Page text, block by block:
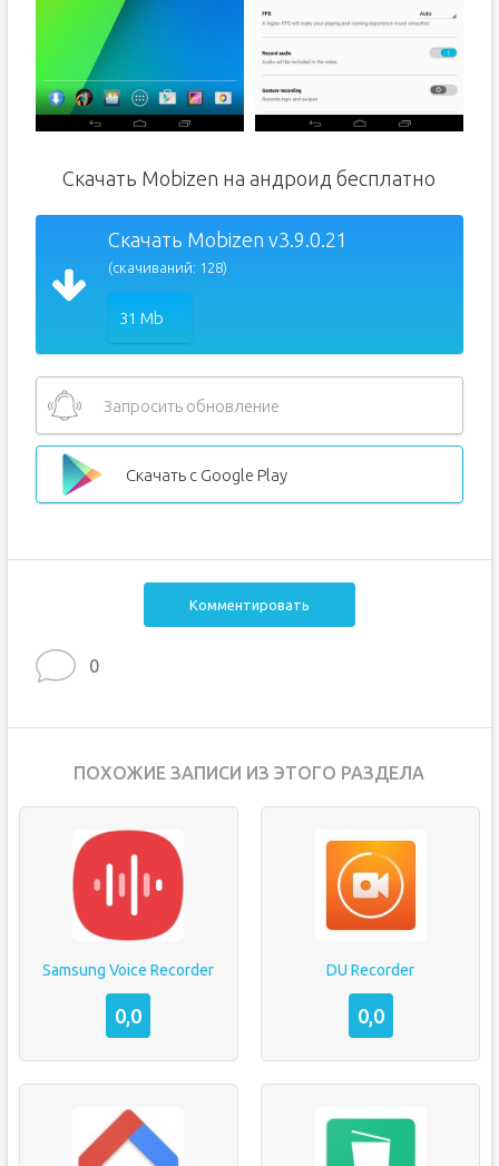
Скачать Mobizen на андроид бесплатно
Скачать Mobizen v3.9.0.21
(скачиваний: 128)
31 Mb
Запросить обновление
Скачать с Google Play
Комментировать
0
ПОХОЖИЕ ЗАПИСИ ИЗ ЭТОГО РАЗДЕЛА
Samsung Voice Recorder
0,0
DU Recorder
0,0